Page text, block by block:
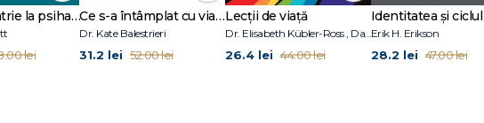
viaţă, le punem la dispoziţie un mijloc care îi va putea ajuta să-şi menţină echilibrul
pe care nu ştiau că le au, să-şi depăşească blocajele şi să se vindece de simptome
o viziune pozitivă, potrivit căreia acesta este depozitul unor resurse inepuizabile,
De la pediatrie la psihanaliză
lei
Ce s-a întâmplat cu viața mea sexuală?
Dr. Kate Balestrieri
31.2 lei 52.00 lei
Lecții de viață
Dr. Elisabeth Kübler-Ross , David Kessler
26.4 lei 44.00 lei
Identitatea și
Erik H. Erikson
28.2 lei 47.00 lei